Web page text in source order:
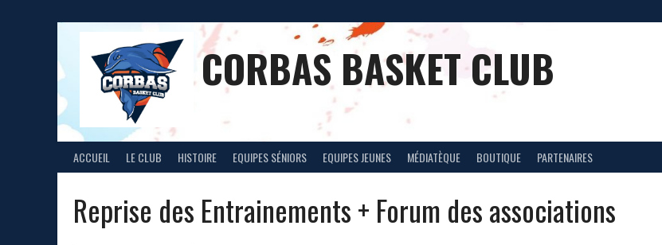
CORBAS BASKET CLUB
ACCUEIL LE CLUB HISTOIRE EQUIPES SÉNIORS EQUIPES JEUNES MÉDIATÈQUE BOUTIQUE PARTENAIRES
Reprise des Entrainements + Forum des associations